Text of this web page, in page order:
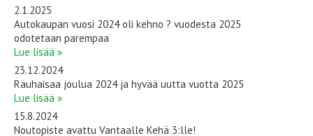
2.1.2025
Autokaupan vuosi 2024 oli kehno ? vuodesta 2025
odotetaan parempaa
Lue lisää »
23.12.2024
Rauhaisaa joulua 2024 ja hyvää uutta vuotta 2025
Lue lisää »
15.8.2024
Noutopiste avattu Vantaalle Kehä 3:lle!